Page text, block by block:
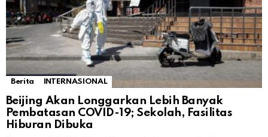
Berita INTERNASIONAL
Beijing Akan Longgarkan Lebih Banyak
Pembatasan COVID-19; Sekolah, Fasilitas
Hiburan Dibuka